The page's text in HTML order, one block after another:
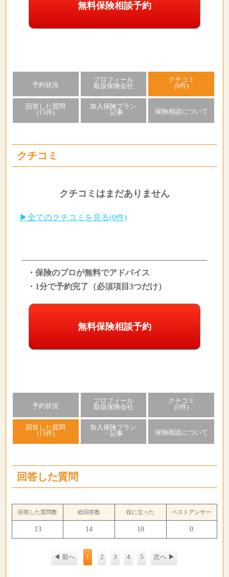
無料保険相談予約
予約状況
プロフィール
取扱保険会社
クチコミ
(0件)
回答した質問
(13件)
加入保険プラン
・記事
保険相談について
クチコミ
クチコミはまだありません
▶全てのクチコミを見る(0件)
・保険のプロが無料でアドバイス
・1分で予約完了（必須項目3つだけ）
無料保険相談予約
予約状況
プロフィール
取扱保険会社
クチコミ
(0件)
回答した質問
(13件)
加入保険プラン
・記事
保険相談について
回答した質問
回答した質問数 総回答数 役に立った ベストアンサー
13 14 10 0
◀ 前へ 1 2 3 4 5 次へ ▶